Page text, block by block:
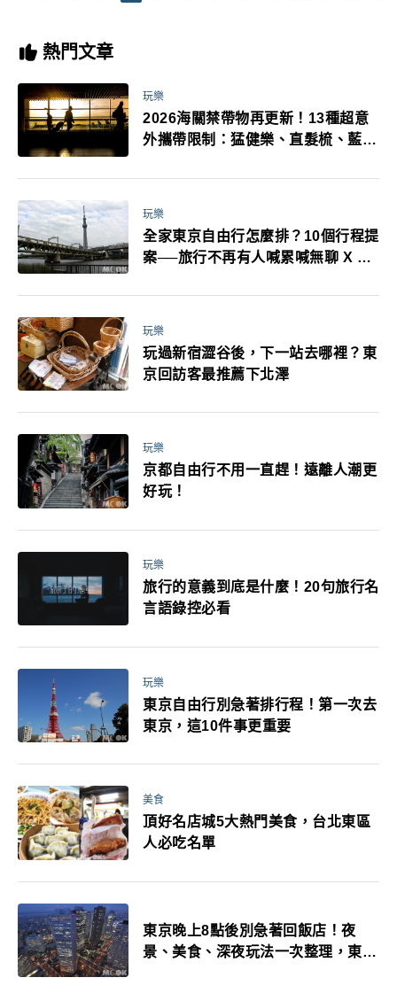
熱門文章
玩樂
2026海關禁帶物再更新！13種超意
外攜帶限制：猛健樂、直髮梳、藍牙
萬！注意事項一次看！
玩樂
全家東京自由行怎麼排？10個行程提
案──旅行不再有人喊累喊無聊 X 爸
玩樂
玩過新宿澀谷後，下一站去哪裡？東
京回訪客最推薦下北澤
玩樂
京都自由行不用一直趕！遠離人潮更
好玩！
玩樂
旅行的意義到底是什麼！20句旅行名
言語錄控必看
玩樂
東京自由行別急著排行程！第一次去
東京，這10件事更重要
美食
頂好名店城5大熱門美食，台北東區
人必吃名單
東京晚上8點後別急著回飯店！夜
景、美食、深夜玩法一次整理，東京